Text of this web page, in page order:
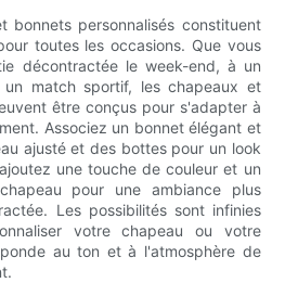
bonnets personnalisés constituent
toutes les occasions. Que vous
décontractée le week-end, à un
match sportif, les chapeaux et
être conçus pour s'adapter à
Associez un bonnet élégant et
ajusté et des bottes pour un look
une touche de couleur et un
pour une ambiance plus
Les possibilités sont infinies
votre chapeau ou votre
au ton et à l'atmosphère de